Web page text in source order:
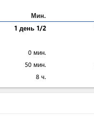
Мин.
1 день 1/2
0 мин.
50 мин.
8 ч.